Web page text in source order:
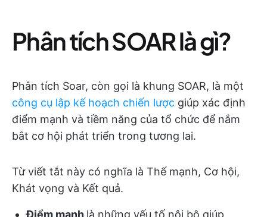
Phân tích SOAR là gì?
Phân tích Soar, còn gọi là khung SOAR, là một
công cụ lập kế hoạch chiến lược giúp xác định
điểm mạnh và tiềm năng của tổ chức để nắm
bắt cơ hội phát triển trong tương lai.
Từ viết tắt này có nghĩa là Thế mạnh, Cơ hội,
Khát vọng và Kết quả.
Điểm mạnh là những yếu tố nội bộ giúp